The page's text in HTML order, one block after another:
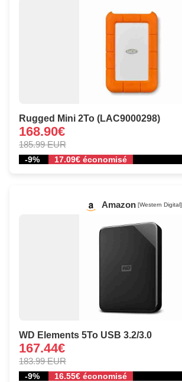
Rugged Mini 2To (LAC9000298)
168.90€
185.99 EUR
-9% 17.09€ économisé
Amazon [Western Digital]
WD Elements 5To USB 3.2/3.0
167.44€
183.99 EUR
-9% 16.55€ économisé